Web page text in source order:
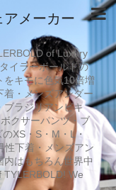
メーカー
of Luxury
イラーボールドの
をキモに色気10倍増
着・メンズアンダー
ブラジリアンビキ
クサーパンツ・ブ
XS・S・M・L・
性下着・メンズアン
はもちろん世界中
We